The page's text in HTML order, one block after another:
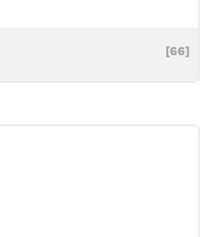
[66]